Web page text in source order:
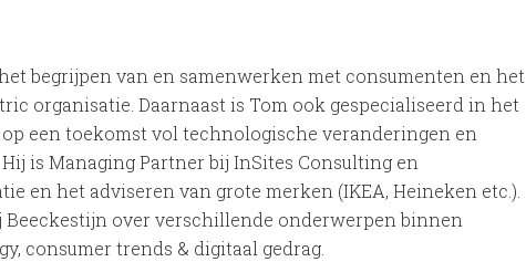
begrijpen van en samenwerken met consumenten en het
organisatie. Daarnaast is Tom ook gespecialiseerd in het
een toekomst vol technologische veranderingen en
is Managing Partner bij InSites Consulting en
en het adviseren van grote merken (IKEA, Heineken etc.).
Beeckestijn over verschillende onderwerpen binnen
consumer trends & digitaal gedrag.